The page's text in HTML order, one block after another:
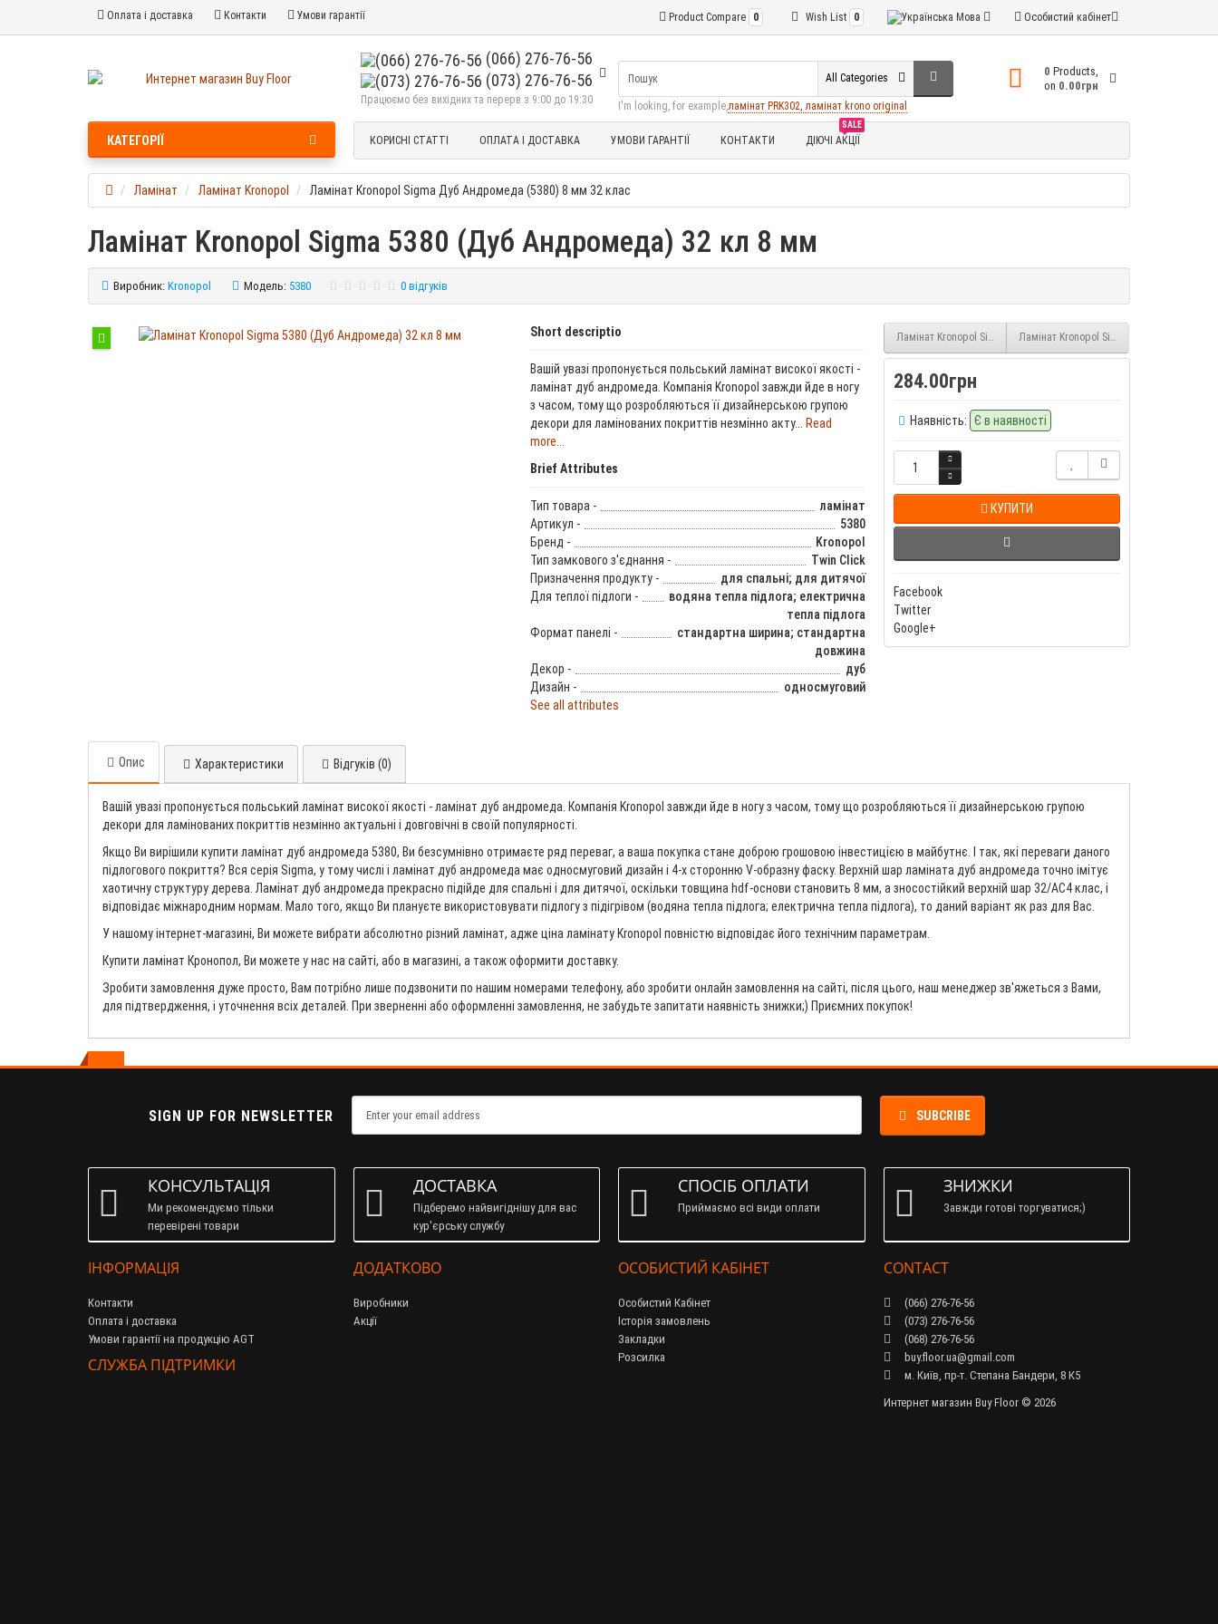
Оплата і доставка Контакти Умови гарантії Особистий кабінет
Мова
Wish List 0
Product Compare 0
(066) 276-76-56
(073) 276-76-56
Працюємо без вихідних та перерв з 9:00 до 19:30
0 Products,
on 0.00грн
All Categories
I'm looking, for example, ламінат PRK302, ламінат krono original
КАТЕГОРІЇ КОРИСНІ СТАТТІ ОПЛАТА І ДОСТАВКА УМОВИ ГАРАНТІЇ КОНТАКТИ
SALE
ДІЮЧІ АКЦІЇ
Ламінат Ламінат Kronopol Ламінат Kronopol Sigma Дуб Андромеда (5380) 8 мм 32 клас
Ламінат Kronopol Sigma 5380 (Дуб Андромеда) 32 кл 8 мм
Виробник: Kronopol Модель: 5380 0 відгуків
Short descriptio
Вашій увазі пропонується польський ламінат високої якості -
ламінат дуб андромеда. Компанія Kronopol завжди йде в ногу
з часом, тому що розробляються її дизайнерською групою
декори для ламінованих покриттів незмінно акту...
Read
more...
Brief Attributes
Тип товара -
ламінат
Артикул -
5380
Бренд -
Kronopol
Тип замкового з'єднання -
Twin Click
Призначення продукту -
для спальні; для дитячої
Для теплої підлоги -
водяна тепла підлога; електрична
тепла підлога
Формат панелі -
стандартна ширина; стандартна
довжина
Декор -
дуб
Дизайн -
односмуговий
See all attributes
Ламінат Kronopol Sigma Дуб Корін (5379) 8 мм 32 клас
Ламінат Kronopol Sigma Дуб Лариса
284.00грн
Наявність: Є в наявності
КУПИТИ
Facebook
Twitter
Google+
Опис Характеристики Відгуків (0)
Вашій увазі пропонується польський ламінат високої якості - ламінат дуб андромеда. Компанія Kronopol завжди йде в ногу з часом, тому що розробляються її дизайнерською групою
декори для ламінованих покриттів незмінно актуальні і довговічні в своїй популярності.
Якщо Ви вирішили купити ламінат дуб андромеда 5380, Ви безсумнівно отримаєте ряд переваг, а ваша покупка стане доброю грошовою інвестицією в майбутнє. І так, які переваги даного
підлогового покриття? Вся серія Sigma, у тому числі і ламінат дуб андромеда має односмуговий дизайн і 4-х сторонню V-образну фаску. Верхній шар ламіната дуб андромеда точно імітує
хаотичну структуру дерева. Ламінат дуб андромеда прекрасно підійде для спальні і для дитячої, оскільки товщина hdf-основи становить 8 мм, а зносостійкий верхній шар 32/AC4 клас, і
відповідає міжнародним нормам. Мало того, якщо Ви плануєте використовувати підлогу з підігрівом (водяна тепла підлога; електрична тепла підлога), то даний варіант як раз для Вас.
У нашому інтернет-магазині, Ви можете вибрати абсолютно різний ламінат, адже ціна ламінату Kronopol повністю відповідає його технічним параметрам.
Купити ламінат Кронопол, Ви можете у нас на сайті, або в магазині, а також оформити доставку.
Зробити замовлення дуже просто, Вам потрібно лише подзвонити по нашим номерами телефону, або зробити онлайн замовлення на сайті, після цього, наш менеджер зв'яжеться з Вами,
для підтвердження, і уточнення всіх деталей. При зверненні або оформленні замовлення, не забудьте запитати наявність знижки;) Приємних покупок!
SIGN UP FOR NEWSLETTER SUBCRIBE
КОНСУЛЬТАЦІЯ
Ми рекомендуємо тільки
перевірені товари
ДОСТАВКА
Підберемо найвигіднішу для вас
кур'єрську службу
СПОСІБ ОПЛАТИ
Приймаємо всі види оплати
ЗНИЖКИ
Завжди готові торгуватися;)
ІНФОРМАЦІЯ
Контакти
Оплата і доставка
Умови гарантії на продукцію AGT
СЛУЖБА ПІДТРИМКИ
ДОДАТКОВО
Виробники
Акції
ОСОБИСТИЙ КАБІНЕТ
Особистий Кабінет
Історія замовлень
Закладки
Розсилка
CONTACT
(066) 276-76-56
(073) 276-76-56
(068) 276-76-56
buy.floor.ua@gmail.com
м. Київ, пр-т. Степана Бандери, 8 К5
Интернет магазин Buy Floor © 2026